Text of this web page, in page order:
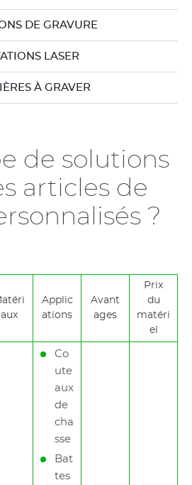
DE GRAVURE
LASER
À GRAVER
de solutions
articles de
?
aux
Applic
ations
Avant
ages
Prix
du
matéri
el
Co
ute
aux
de
cha
sse
Bat
tes